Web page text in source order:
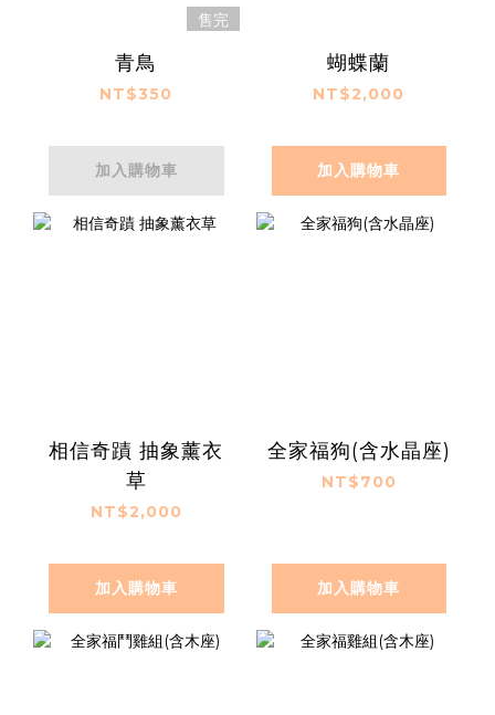
售完
青鳥
NT$350
加入購物車
蝴蝶蘭
NT$2,000
加入購物車
相信奇蹟 抽象薰衣
草
NT$2,000
加入購物車
全家福狗(含水晶座)
NT$700
加入購物車